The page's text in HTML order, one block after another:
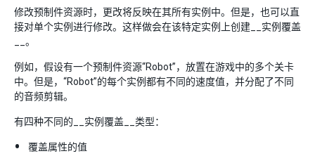
修改预制件资源时，更改将反映在其所有实例中。但是，也可以直
接对单个实例进行修改。这样做会在该特定实例上创建__实例覆盖
__。
例如，假设有一个预制件资源“Robot”，放置在游戏中的多个关卡
中。但是，“Robot”的每个实例都有不同的速度值，并分配了不同
的音频剪辑。
有四种不同的__实例覆盖__类型：
覆盖属性的值